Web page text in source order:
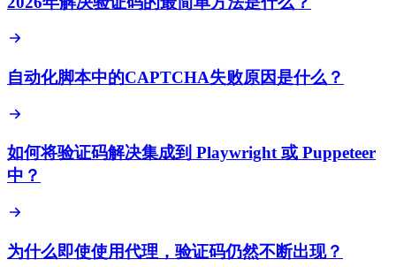
自动化脚本中的CAPTCHA失败原因是什么？
如何将验证码解决集成到 Playwright 或 Puppeteer
中？
为什么即使使用代理，验证码仍然不断出现？